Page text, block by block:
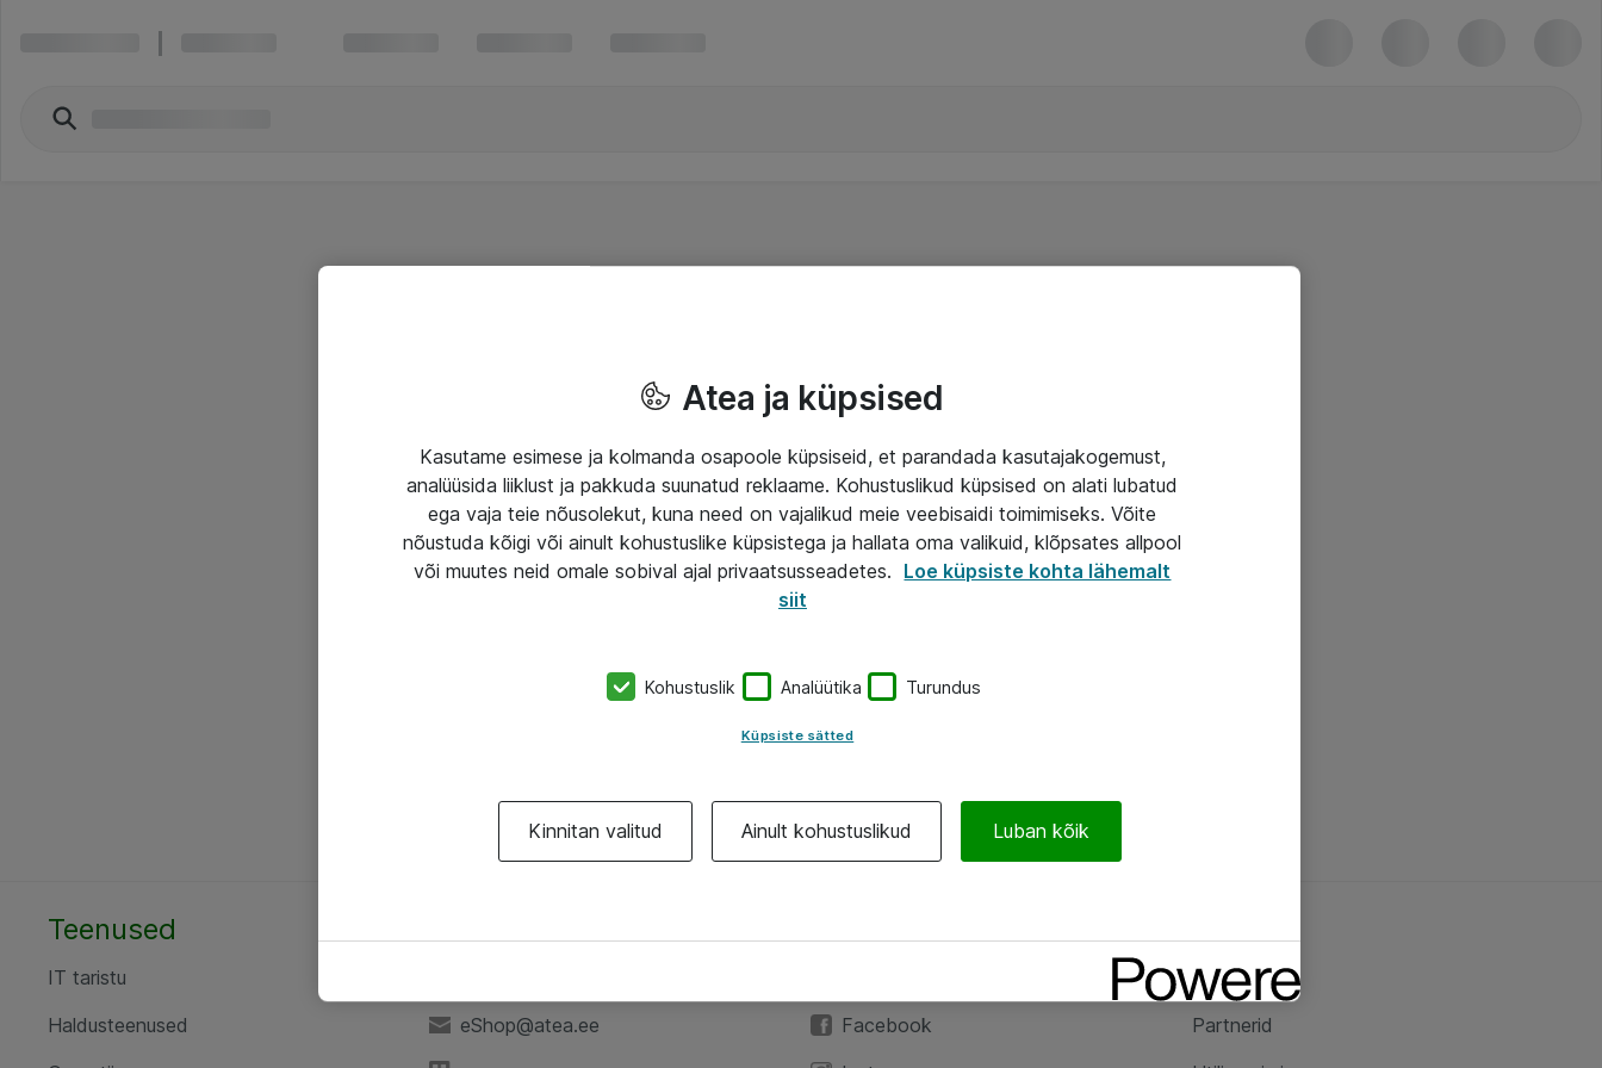
Teenused
IT taristu
Haldusteenused
eShop@atea.ee
Facebook
Ateast
Partnerid
Atea ja küpsised
Kasutame esimese ja kolmanda osapoole küpsiseid, et parandada kasutajakogemust,
analüüsida liiklust ja pakkuda suunatud reklaame. Kohustuslikud küpsised on alati lubatud
ega vaja teie nõusolekut, kuna need on vajalikud meie veebisaidi toimimiseks. Võite
nõustuda kõigi või ainult kohustuslike küpsistega ja hallata oma valikuid, klõpsates allpool
või muutes neid omale sobival ajal privaatsusseadetes. Loe küpsiste kohta lähemalt
siit
Kohustuslik Analüütika Turundus
Küpsiste sätted
Kinnitan valitud Ainult kohustuslikud Luban kõik